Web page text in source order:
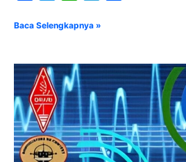
Baca Selengkapnya »